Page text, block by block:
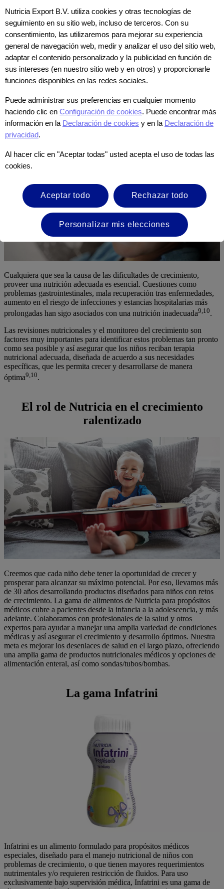
corazón que han perdido peso antes de una cirugía, han mostrado
tener peores desenlaces quirúrgicos o en algunos casos, han tenido
que posponer esa cirugía1-3. Ya sea relacionado a alguna
enfermedad o no, el incremento pobre crónico de peso en edades
tempranas está asociado a consecuencias a largo plazo, incluyendo
crecimiento reducido y alteraciones permanentes en el crecimiento
del cerebro y su función, lo que lleva a impedimentos cognitivos y
de comportamiento4-7. Esto nos da un fuerte racional para ofrecer
apoyo nutricional especializado en esos casos.
El rol de la nutrición en el crecimiento
ralentizado
Cualquiera que sea la causa de las dificultades de crecimiento,
proveer una nutrición adecuada es esencial. Cuestiones como
problemas gastrointestinales, mala recuperación tras enfermedades,
aumento en el riesgo de infecciones y estancias hospitalarias más
prolongadas han sigo asociados con una nutrición inadecuada9,10.
Las revisiones nutricionales y el monitoreo del crecimiento son
factores muy importantes para identificar estos problemas tan pronto
como sea posible y así asegurar que los niños reciban terapia
nutricional adecuada, diseñada de acuerdo a sus necesidades
específicas, que les permita crecer y desarrollarse de manera
óptima9,10.
El rol de Nutricia en el crecimiento
ralentizado
Creemos que cada niño debe tener la oportunidad de crecer y
prosperar para alcanzar su máximo potencial. Por eso, llevamos más
de 30 años desarrollando productos diseñados para niños con retos
de crecimiento. La gama de alimentos de Nutricia para propósitos
médicos cubre a pacientes desde la infancia a la adolescencia, y más
adelante. Colaboramos con profesionales de la salud y otros
expertos para ayudar a manejar una amplia variedad de condiciones
médicas y así asegurar el crecimiento y desarrollo óptimos. Nuestra
meta es mejorar los desenlaces de salud en el largo plazo, ofreciendo
una amplia gama de productos nutricionales médicos y opciones de
alimentación enteral, así como sondas/tubos/bombas.
La gama Infatrini
Infatrini es un alimento formulado para propósitos médicos
especiales, diseñado para el manejo nutricional de niños con
problemas de crecimiento, o que tienen mayores requerimientos
nutrimentales y/o requieren restricción de fluidos. Para uso
exclusivamente bajo supervisión médica, Infatrini es una gama de
Nutricia Export B.V. utiliza cookies y otras tecnologías de
seguimiento en su sitio web, incluso de terceros. Con su
consentimiento, las utilizaremos para mejorar su experiencia
general de navegación web, medir y analizar el uso del sitio web,
adaptar el contenido personalizado y la publicidad en función de
sus intereses (en nuestro sitio web y en otros) y proporcionarle
funciones disponibles en las redes sociales.
Puede administrar sus preferencias en cualquier momento
haciendo clic en Configuración de cookies. Puede encontrar más
información en la Declaración de cookies y en la Declaración de
privacidad.
Al hacer clic en "Aceptar todas" usted acepta el uso de todas las
cookies.
Aceptar todo Rechazar todo
Personalizar mis elecciones